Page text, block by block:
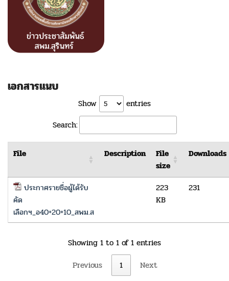
เอกสารแนบ
Show
entries
Search:
File Description
File
size
Downloads
ประกาศรายชื่อผู้ได้รับ
คัด
เลือกฯ_อ40+20+10_สพม.ส
223
KB
231
Showing 1 to 1 of 1 entries
Previous
1 Next